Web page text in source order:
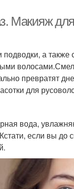
Макияж
а
превратят
для
вода,
если вы до